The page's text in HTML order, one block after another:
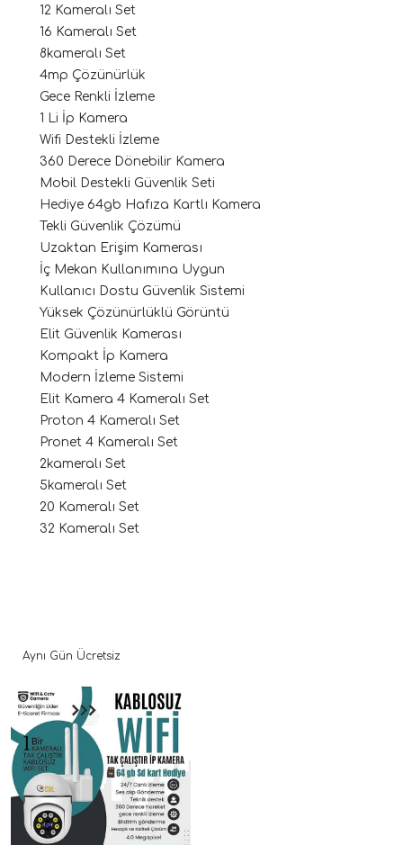
12 Kameralı Set
16 Kameralı Set
8kameralı Set
4mp Çözünürlük
Gece Renkli İzleme
1 Li İp Kamera
Wifi Destekli İzleme
360 Derece Dönebilir Kamera
Mobil Destekli Güvenlik Seti
Hediye 64gb Hafıza Kartlı Kamera
Tekli Güvenlik Çözümü
Uzaktan Erişim Kamerası
İç Mekan Kullanımına Uygun
Kullanıcı Dostu Güvenlik Sistemi
Yüksek Çözünürlüklü Görüntü
Elit Güvenlik Kamerası
Kompakt İp Kamera
Modern İzleme Sistemi
Elit Kamera 4 Kameralı Set
Proton 4 Kameralı Set
Pronet 4 Kameralı Set
2kameralı Set
5kameralı Set
20 Kameralı Set
32 Kameralı Set
Aynı Gün Ücretsiz